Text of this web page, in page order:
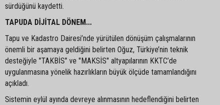
sürdüğünü kaydetti.
TAPUDA DİJİTAL DÖNEM...
Tapu ve Kadastro Dairesi’nde yürütülen dönüşüm çalışmalarının
önemli bir aşamaya geldiğini belirten Oğuz, Türkiye’nin teknik
desteğiyle "TAKBİS" ve "MAKSİS" altyapılarının KKTC’de
uygulanmasına yönelik hazırlıkların büyük ölçüde tamamlandığını
açıkladı.
Sistemin eylül ayında devreye alınmasının hedeflendiğini belirten